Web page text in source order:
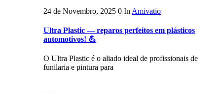
24 de Novembro, 2025 0 In Amivatio
Ultra Plastic — reparos perfeitos em plásticos
automotivos! 💪
O Ultra Plastic é o aliado ideal de profissionais de
funilaria e pintura para